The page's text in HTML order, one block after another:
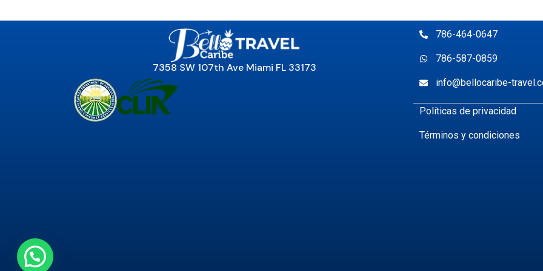
7358 SW 107th Ave Miami FL 33173
786-464-0647
786-587-0859
info@bellocaribe-
Políticas de privacidad
Términos y condiciones